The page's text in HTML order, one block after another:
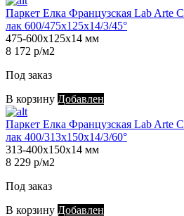
Паркет Елка Французская Lab Arte
лак 600/475х125х14/3/45°
475-600х125х14 мм
8 172 р/м2
Под заказ
В корзину Добавлен
Паркет Елка Французская Lab Arte
лак 400/313х150х14/3/60°
313-400х150х14 мм
8 229 р/м2
Под заказ
В корзину Добавлен